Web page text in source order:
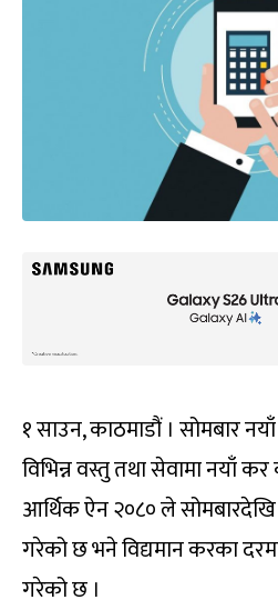
१ साउन, काठमाडौं । सोमबार
विभिन्न वस्तु तथा सेवामा नयाँ
आर्थिक ऐन २०८० ले
गरेको छ भने विद्यमान करका
गरेको छ ।